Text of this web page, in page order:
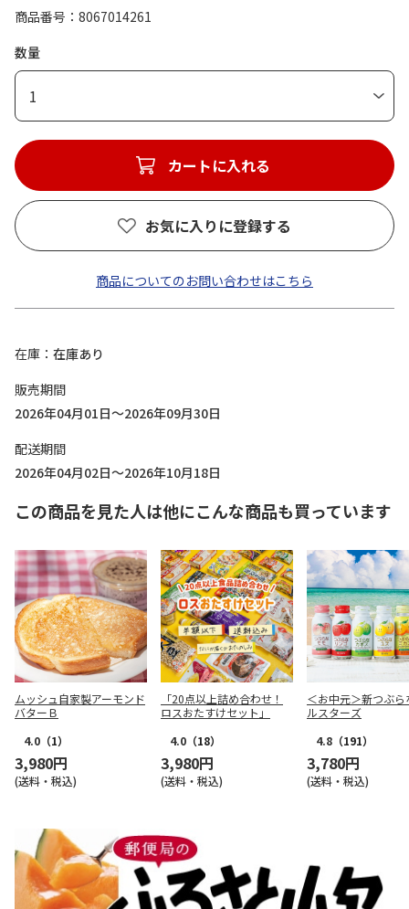
商品番号
8067014261
数量
1
カートに入れる
お気に入りに登録する
商品についてのお問い合わせはこちら
在庫
在庫あり
販売期間
2026年04月01日～2026年09月30日
配送期間
2026年04月02日～2026年10月18日
この商品を見た人は他にこんな商品も買っています
ムッシュ自家製アーモンド
バターＢ
4.0 （1）
3,980円
(送料・税込)
「20点以上詰め合わせ！
ロスおたすけセット」
4.0 （18）
3,980円
(送料・税込)
＜お中元＞新つぶら
ルスターズ
4.8 （191）
3,780円
(送料・税込)